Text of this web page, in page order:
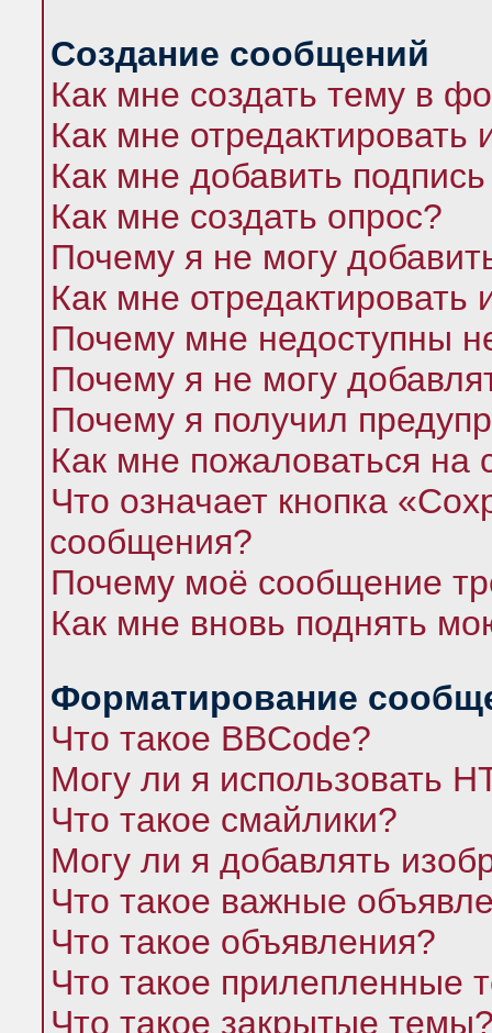
Создание сообщений
Как мне создать тему в
Как мне
Как мне добавить
Как мне создать опрос?
Почему я не могу
Как мне отредактировать
Почему мне недоступны
Почему я не могу
Почему я получил
Как мне пожаловаться
Что означает кнопка
сообщения?
Почему моё сообщение
Как мне вновь поднять
Форматирование
Что такое BBCode?
Могу ли я использовать
Что такое смайлики?
Могу ли я добавлять
Что такое важные
Что такое объявления?
Что такое прилепленные
Что такое закрытые